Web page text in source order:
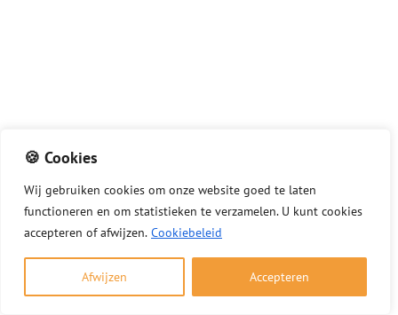
🍪 Cookies
Wij gebruiken cookies om onze website goed te laten
functioneren en om statistieken te verzamelen. U kunt cookies
accepteren of afwijzen. Cookiebeleid
Afwijzen Accepteren
Rookterugslag vanuit de haard: tips en
oplossingen
3 december 2025
Rook vanuit de haard die terug uw woning
inkomt, duidt vaak op een probleem met de
schoorsteen of ventilatie. Goed stookgedrag en